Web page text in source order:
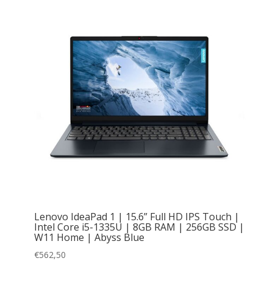
Lenovo IdeaPad 1 | 15.6” Full HD IPS Touch |
Intel Core i5-1335U | 8GB RAM | 256GB SSD |
W11 Home | Abyss Blue
€562,50